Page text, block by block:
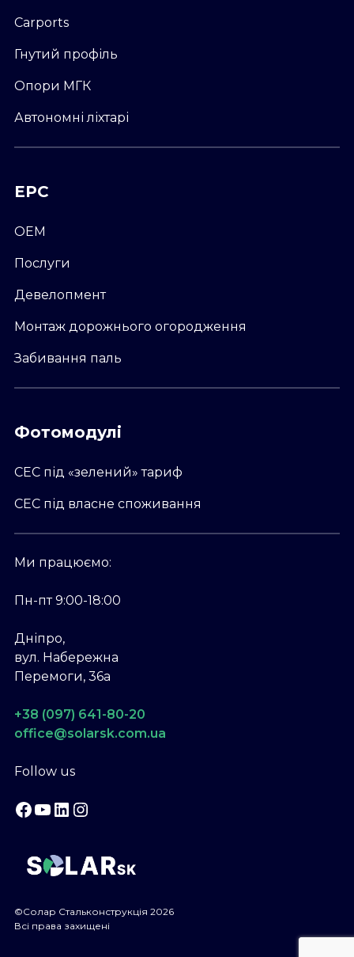
Carports
Гнутий профіль
Опори МГК
Автономні ліхтарі
ЕРС
OEM
Послуги
Девелопмент
Монтаж дорожнього огородження
Забивання паль
Фотомодулі
СЕС під «зелений» тариф
СЕС під власне споживання
Ми працюємо:
Пн-пт 9:00-18:00
Дніпро,
вул. Набережна
Перемоги, 36а
+38 (097) 641-80-20
office@solarsk.com.ua
Follow us
Facebook
YouTube
LinkedIn
Instagram
©Солар Стальконструкція 2026
Всі права захищені